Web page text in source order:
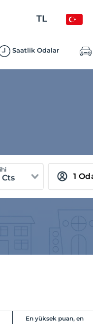
TL
Saatlik Odalar
En yüksek puan, en